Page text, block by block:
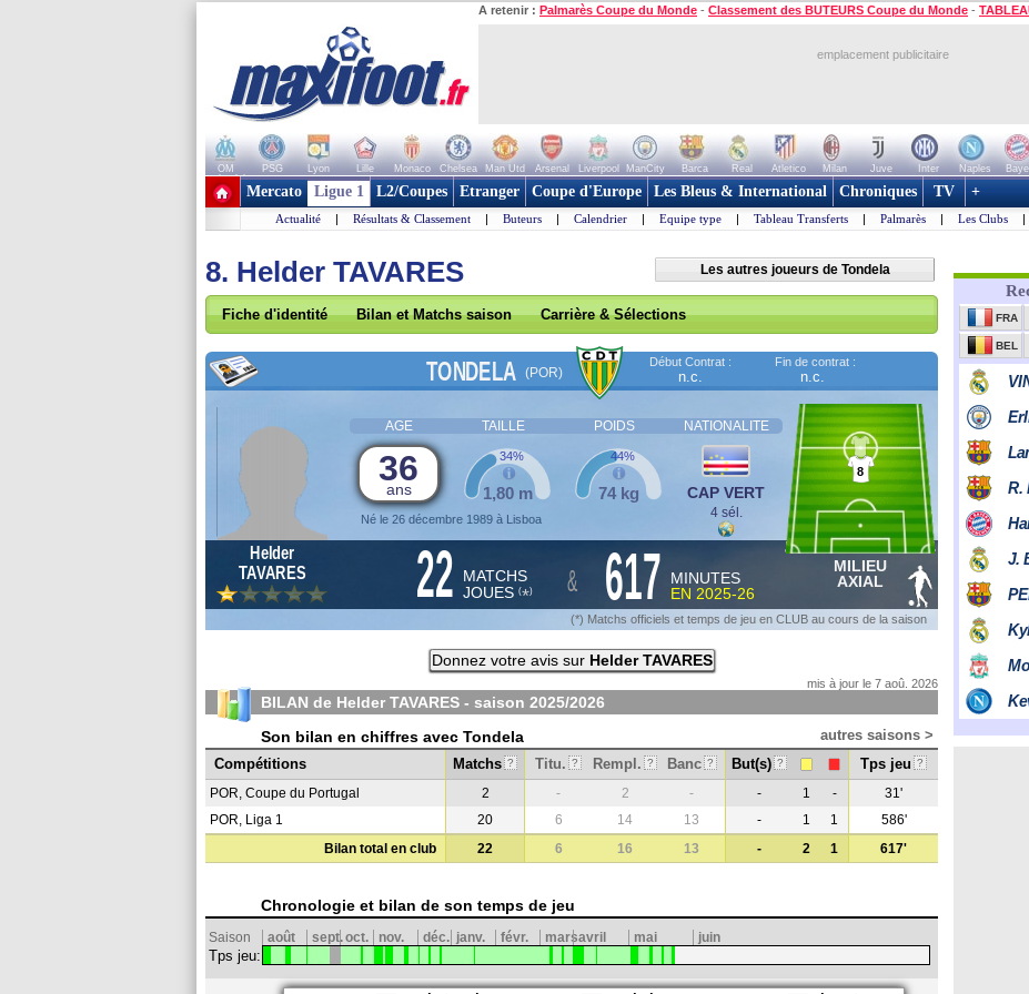
A retenir : Palmarès Coupe du Monde - Classement des BUTEURS Coupe du Monde -
emplacement publicitaire
OM PSG Lyon Lille Monaco Chelsea Man Utd Arsenal Liverpool ManCity Barca Real Atletico Milan Juve Inter Naples
+ de clubs
Mercato Ligue 1 L2/Coupes Etranger Coupe d'Europe Les Bleus & International Chroniques TV +
Actualité | Résultats & Classement | Buteurs | Calendrier | Equipe type | Tableau Transferts | Palmarès | Les Clubs |
8. Helder TAVARES Les autres joueurs de Tondela
Fiche d'identité Bilan et Matchs saison Carrière & Sélections
TONDELA (POR)
Début Contrat :
n.c.
Fin de contrat :
n.c.
AGE TAILLE POIDS NATIONALITE
36
ans
Né le 26 décembre 1989 à Lisboa
1,80 m
34%
74 kg
44%
CAP VERT
4 sél.
8
Helder
TAVARES
22 MATCHS
JOUES (*) & 617
MINUTES
EN 2025-26
MILIEU
AXIAL
(*) Matchs officiels et temps de jeu en CLUB au cours de la saison
Donnez votre avis sur Helder TAVARES
mis à jour le 7 aoû. 2026
BILAN de Helder TAVARES - saison 2025/2026
Son bilan en chiffres avec Tondela
autres saisons >
Compétitions
Matchs ? Titu. ? Rempl. ? Banc ? But(s) ? Tps jeu ?
POR, Coupe du Portugal 2 - 2 - - 1 -
31'
POR, Liga 1
20 6 14 13 - 1 1
586'
Bilan total en club
22 6 16 13 - 2 1 617'
Chronologie et bilan de son temps de jeu
Saison août sept.oct. nov. déc. janv. févr. marsavril mai juin
Tps jeu: